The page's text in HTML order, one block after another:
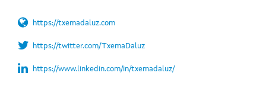
https://txemadaluz.com
https://twitter.com/TxemaDaluz
https://www.linkedin.com/in/txemadaluz/